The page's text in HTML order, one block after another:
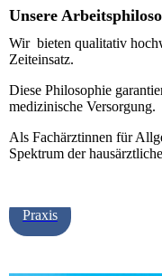
Unsere
Wir bieten qualitativ
Zeiteinsatz.
Diese Philosophie
medizinische Versorgung.
Als Fachärztinnen für
Spektrum der
Praxis